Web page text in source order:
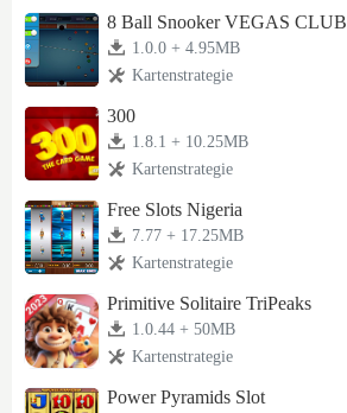
8 Ball Snooker VEGAS CLUB
1.0.0 + 4.95MB
Kartenstrategie
300
1.8.1 + 10.25MB
Kartenstrategie
Free Slots Nigeria
7.77 + 17.25MB
Kartenstrategie
Primitive Solitaire TriPeaks
1.0.44 + 50MB
Kartenstrategie
Power Pyramids Slot